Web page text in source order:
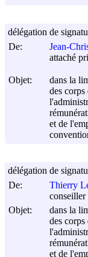
De:
Jean-
attaché
Objet:
dans la
des corps
et de
délégation de
De:
Thierry
Objet:
dans la
des corps
et de
délégation de